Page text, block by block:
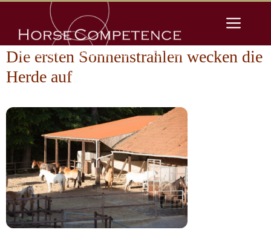
springen
Die ersten Sonnenstrahlen wecken die
Herde auf